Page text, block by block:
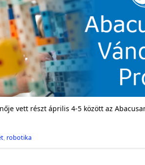
vett részt április 4-5 között az
, robotika